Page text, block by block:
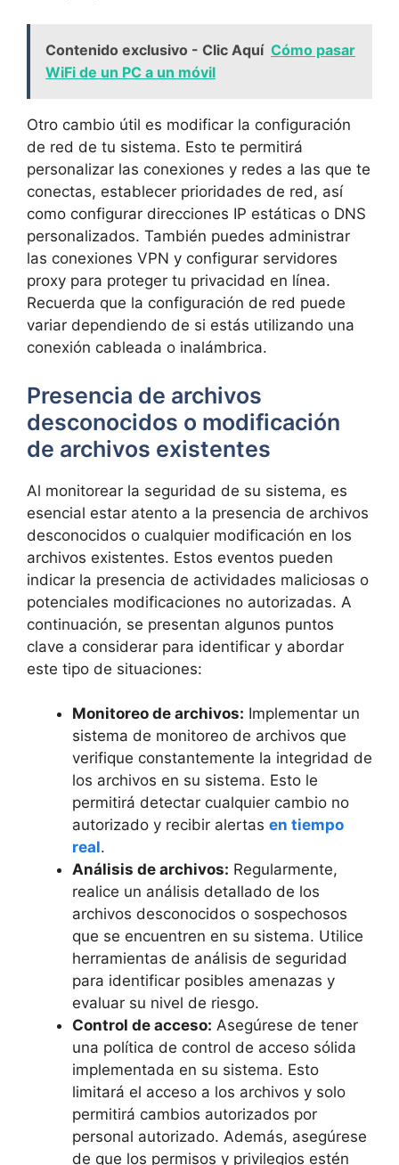
Contenido exclusivo - Clic Aquí Cómo pasar
WiFi de un PC a un móvil
Otro cambio útil es modificar la configuración⁤
de‌ red de tu sistema. Esto ⁢te permitirá ​
personalizar las​ conexiones y redes ​a las que te
conectas, ⁤establecer prioridades‌ de red, así⁢
como configurar⁤ direcciones IP estáticas o DNS
personalizados. También puedes administrar
las ‍conexiones VPN y configurar⁣ servidores
proxy para proteger tu⁢ privacidad en línea.
Recuerda que la‍ configuración de red⁣ puede
variar dependiendo de si estás‌ utilizando una
conexión cableada o inalámbrica.
Presencia de archivos
desconocidos o⁣ modificación
de archivos existentes
Al monitorear​ la seguridad de su ‍sistema, es⁢
esencial estar‍ atento a la‌ presencia de archivos
desconocidos o cualquier modificación en los⁢
archivos​ existentes. Estos eventos pueden
indicar la presencia de ‌actividades maliciosas o
potenciales modificaciones no autorizadas.​ A⁤
continuación, se presentan algunos puntos
clave a considerar para identificar y abordar
este tipo de situaciones:
Monitoreo ‍de archivos: Implementar un
sistema de monitoreo de archivos‍ que
verifique constantemente la⁣ integridad de
‍los archivos en su sistema. Esto le
permitirá detectar cualquier cambio no
autorizado ‍y recibir alertas en tiempo
real.
Análisis de archivos: Regularmente,
⁤realice un análisis detallado de⁢ los
‌archivos desconocidos o sospechosos⁣
que se encuentren en su ⁤sistema. Utilice⁢
herramientas de⁤ análisis de seguridad
para identificar posibles amenazas y
evaluar su nivel de riesgo.
Control de acceso: Asegúrese de tener
⁤una política de control de acceso sólida
implementada en su sistema.⁤ Esto
limitará el acceso a los archivos y⁣ solo
permitirá cambios autorizados por
personal autorizado. Además, asegúrese
de que⁢ los permisos y ‌privilegios estén